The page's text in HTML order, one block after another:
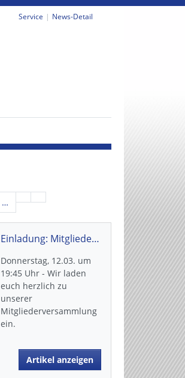
Service News-Detail
…
Einladung: Mitgliederversammlung Schwimmen
Donnerstag, 12.03. um
19:45 Uhr - Wir laden
euch herzlich zu
unserer
Mitgliederversammlung
ein.
Artikel anzeigen